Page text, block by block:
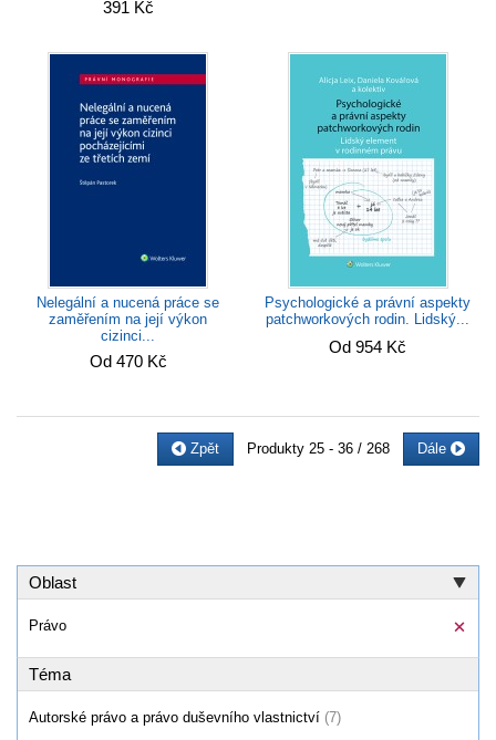
391 Kč
Nelegální a nucená práce se
zaměřením na její výkon
cizinci...
Od 470 Kč
Psychologické a právní aspekty
patchworkových rodin. Lidský...
Od 954 Kč
Zpět Produkty 25 - 36 / 268 Dále
Oblast
Právo
Téma
Autorské právo a právo duševního vlastnictví (7)